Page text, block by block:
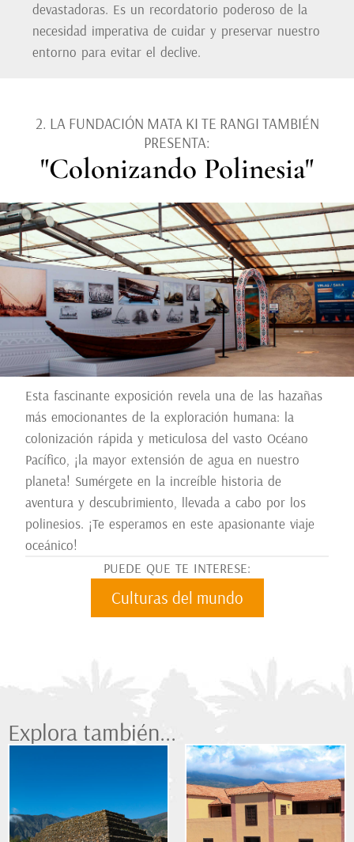
devastadoras. Es un recordatorio poderoso de la
necesidad imperativa de cuidar y preservar nuestro
entorno para evitar el declive.
2. LA FUNDACIÓN MATA KI TE RANGI TAMBIÉN
PRESENTA:
"Colonizando Polinesia"
Esta fascinante exposición revela una de las hazañas
más emocionantes de la exploración humana: la
colonización rápida y meticulosa del vasto Océano
Pacífico, ¡la mayor extensión de agua en nuestro
planeta! Sumérgete en la increíble historia de
aventura y descubrimiento, llevada a cabo por los
polinesios. ¡Te esperamos en este apasionante viaje
oceánico!
PUEDE QUE TE INTERESE:
Culturas del mundo
Explora también...